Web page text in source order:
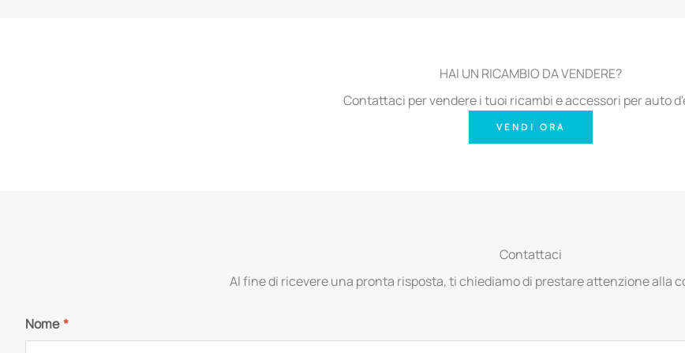
HAI UN RICAMBIO DA VENDERE?
Contattaci per vendere i tuoi ricambi e accessori per auto
VENDI ORA
Contattaci
Al fine di ricevere una pronta risposta, ti chiediamo di prestare attenzione alla
Nome*